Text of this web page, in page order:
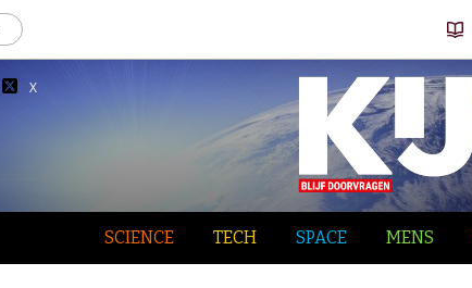
X
SCIENCE TECH SPACE MENS